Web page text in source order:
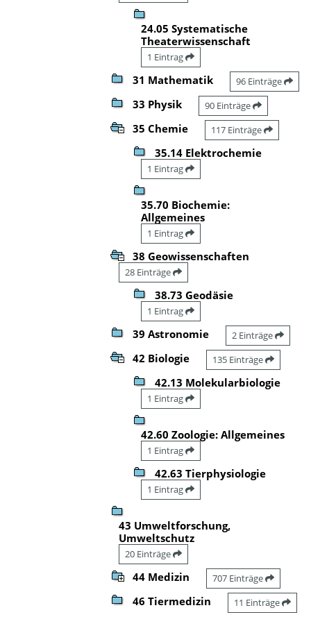
24.05 Systematische
Theaterwissenschaft
1 Eintrag
31 Mathematik 96 Einträge
33 Physik 90 Einträge
35 Chemie 117 Einträge
35.14 Elektrochemie
1 Eintrag
35.70 Biochemie:
Allgemeines
1 Eintrag
38 Geowissenschaften
28 Einträge
38.73 Geodäsie
1 Eintrag
39 Astronomie 2 Einträge
42 Biologie 135 Einträge
42.13 Molekularbiologie
1 Eintrag
42.60 Zoologie: Allgemeines
1 Eintrag
42.63 Tierphysiologie
1 Eintrag
43 Umweltforschung,
Umweltschutz
20 Einträge
44 Medizin 707 Einträge
46 Tiermedizin 11 Einträge